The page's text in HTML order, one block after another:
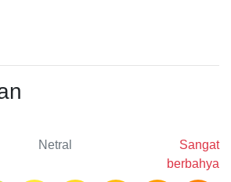
Netral
Sangat
berbahya